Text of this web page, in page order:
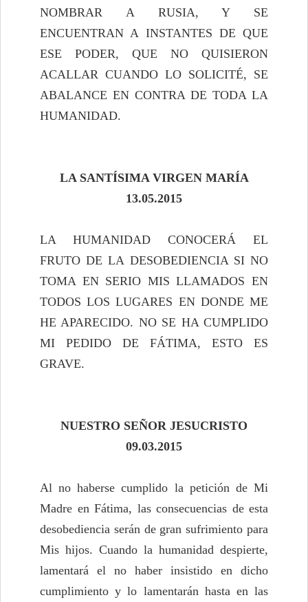
NOMBRAR A RUSIA, Y SE
ENCUENTRAN A INSTANTES DE QUE
ESE PODER, QUE NO QUISIERON
ACALLAR CUANDO LO SOLICITÉ, SE
ABALANCE EN CONTRA DE TODA LA
HUMANIDAD.
LA SANTÍSIMA VIRGEN MARÍA
13.05.2015
LA HUMANIDAD CONOCERÁ EL
FRUTO DE LA DESOBEDIENCIA SI NO
TOMA EN SERIO MIS LLAMADOS EN
TODOS LOS LUGARES EN DONDE ME
HE APARECIDO. NO SE HA CUMPLIDO
MI PEDIDO DE FÁTIMA, ESTO ES
GRAVE.
NUESTRO SEÑOR JESUCRISTO
09.03.2015
Al no haberse cumplido la petición de Mi
Madre en Fátima, las consecuencias de esta
desobediencia serán de gran sufrimiento para
Mis hijos. Cuando la humanidad despierte,
lamentará el no haber insistido en dicho
cumplimiento y lo lamentarán hasta en las